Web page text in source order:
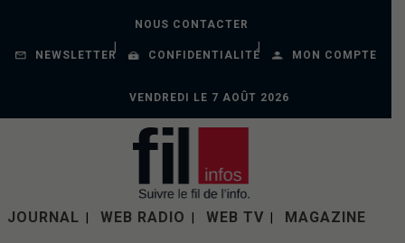
NOUS CONTACTER
NEWSLETTER CONFIDENTIALITÉ MON COMPTE
VENDREDI LE 7 AOÛT 2026
JOURNAL WEB RADIO WEB TV MAGAZINE